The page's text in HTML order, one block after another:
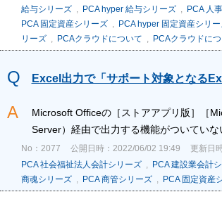
給与シリーズ, PCA hyper 給与シリーズ, PCA 人
PCA 固定資産シリーズ, PCA hyper 固定資産シリー
リーズ, PCAクラウドについて , PCAクラウドに
Excel出力で「サポート対象となる
Microsoft Officeの［ストアアプリ版］［
Server）経由で出力する機能がついてい
No：2077 公開日時：2022/06/02 19:49 更新日
PCA 社会福祉法人会計シリーズ, PCA 建設業会計
商魂シリーズ, PCA 商管シリーズ, PCA 固定資産